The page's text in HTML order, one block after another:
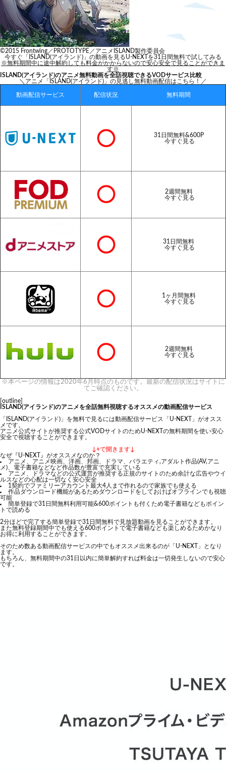
©2015 Frontwing／PROTOTYPE／アニメISLAND製作委員会
今すぐ「ISLAND(アイランド)」の動画を見るU-NEXTを31日間無料で試してみる
※無料期間中に途中解約しても料金がかからないので安心安全で見ることができま
す※
ISLAND(アイランド)のアニメ無料動画を全話視聴できるVODサービス比較
＼アニメ「ISLAND(アイランド)」の見逃し無料動画配信はこちら！／
動画配信サービス 配信状況 無料期間
31日間無料&600P
今すぐ見る
2週間無料
今すぐ見る
31日間無料
今すぐ見る
1ヶ月間無料
今すぐ見る
2週間無料
今すぐ見る
※本ページの情報は2020年6月時点のものです。最新の配信状況はサイトに
てご確認ください。
[outline]
ISLAND(アイランド)のアニメを全話無料視聴するオススメの動画配信サービス
「ISLAND(アイランド)」を無料で見るには動画配信サービス「U-NEXT」がオスス
メです。
アニメ公式サイトが推奨する公式VODサイトのためU-NEXTの無料期間を使い安心
安全で視聴することができます。
↓+で開きます↓
なぜ『U-NEXT』がオススメなのか？
アニメ、アニメ映画、洋画、邦画、ドラマ、バラエティ,アダルト作品(AV,アニ
メ)、電子書籍などなど作品数が豊富で充実している
アニメ、ドラマなどの公式運営が推奨する正規のサイトのため余計な広告やウイ
ルスなどの心配は一切なく安心安全
1契約でファミリーアカウント最大4人まで作れるので家族でも使える
作品ダウンロード機能があるためダウンロードをしておけばオフラインでも視聴
可能
簡単登録で31日間無料利用可能&600ポイントも付くため電子書籍などもポイン
トで読める
2分ほどで完了する簡単登録で31日間無料で見放題動画を見ることができます。
また無料登録期間中でも使える600ポイントで電子書籍なども楽しめるためかなり
お得に利用することができます。
そのため数ある動画配信サービスの中でもオススメ出来るのが「U-NEXT」となり
ます。
もちろん、無料期間中の31日以内に簡単解約すれば料金は一切発生しないので安心
です。